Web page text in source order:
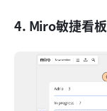
4. Miro敏捷看板